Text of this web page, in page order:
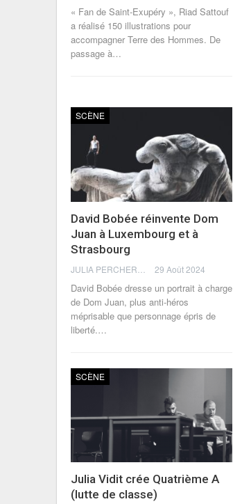
« Fan de Saint-Exupéry », Riad Sattouf
a réalisé 150 illustrations pour
accompagner Terre des Hommes. De
passage à…
SCÈNE
David Bobée réinvente Dom
Juan à Luxembourg et à
Strasbourg
29 Août 2024
David Bobée dresse un portrait à charge
de Dom Juan, plus anti-héros
méprisable que personnage épris de
liberté. …
SCÈNE
Julia Vidit crée Quatrième A
(lutte de classe)